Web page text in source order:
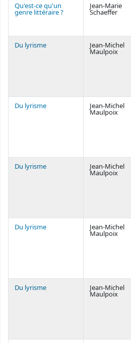
Qu'est-ce qu'un
genre littéraire ?
Jean-Marie
Schaeffer
Du lyrisme Jean-Michel
Maulpoix
Du lyrisme Jean-Michel
Maulpoix
Du lyrisme Jean-Michel
Maulpoix
Du lyrisme Jean-Michel
Maulpoix
Du lyrisme Jean-Michel
Maulpoix